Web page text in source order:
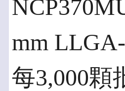
mm
每3,000顆